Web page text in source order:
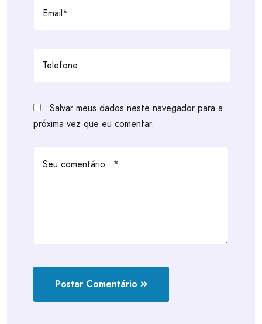
Salvar meus dados neste navegador para a
próxima vez que eu comentar.
Postar Comentário